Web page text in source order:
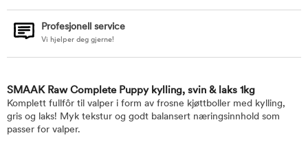
Profesjonell service
Vi hjelper deg gjerne!
SMAAK Raw Complete Puppy kylling, svin & laks 1kg
Komplett fullfôr til valper i form av frosne kjøttboller med kylling,
gris og laks! Myk tekstur og godt balansert næringsinnhold som
passer for valper.